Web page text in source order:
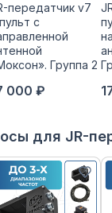
передатчик v7
с
Группа 2
000 ₽
для JR-